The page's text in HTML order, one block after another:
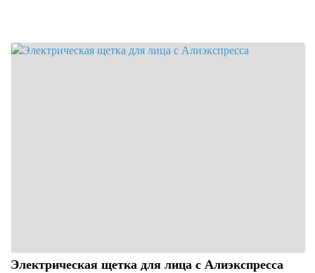
Электрическая щетка для лица с Алиэкспресса